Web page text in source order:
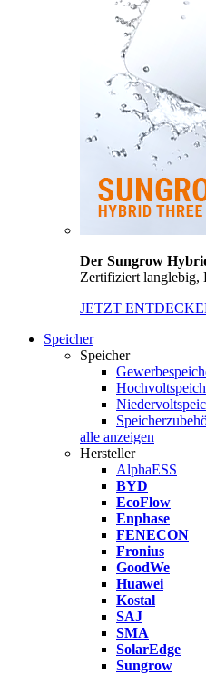
Der Sungrow
Zertifiziert langlebig,
JETZT
Speicher
Speicher
alle anzeigen
Hersteller
AlphaESS
BYD
EcoFlow
Enphase
FENECON
Fronius
GoodWe
Huawei
Kostal
SAJ
SMA
SolarEdge
Sungrow